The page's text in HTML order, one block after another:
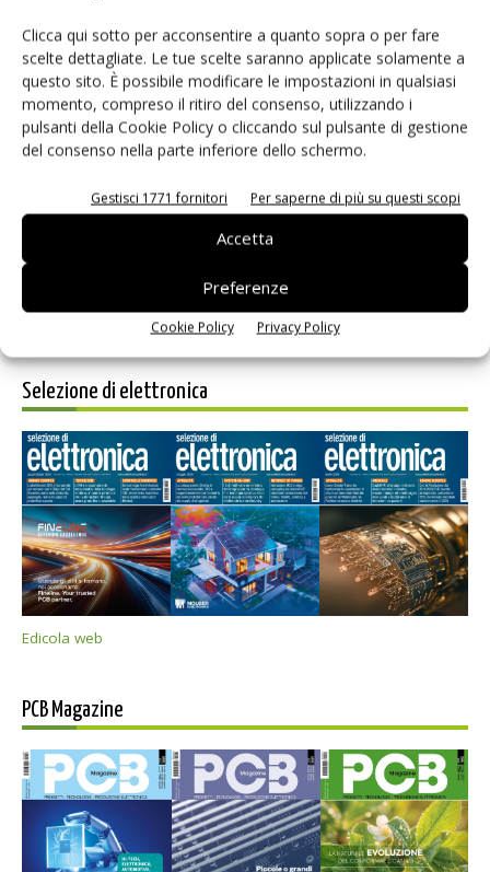
Clicca qui sotto per acconsentire a quanto sopra o per fare
scelte dettagliate. Le tue scelte saranno applicate solamente a
questo sito. È possibile modificare le impostazioni in qualsiasi
momento, compreso il ritiro del consenso, utilizzando i
pulsanti della Cookie Policy o cliccando sul pulsante di gestione
del consenso nella parte inferiore dello schermo.
Gestisci 1771 fornitori Per saperne di più su questi scopi
Accetta
Preferenze
Cookie Policy Privacy Policy
Salva il mio nome, email e sito web in questo browser per i
prossimi commenti.
Selezione di elettronica
Edicola web
PCB Magazine